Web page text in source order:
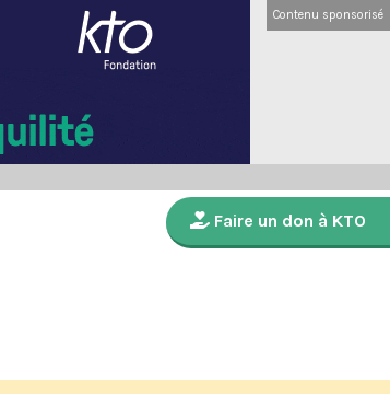
Contenu sponsorisé
Faire un don à KTO